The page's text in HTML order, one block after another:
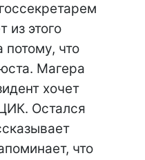
из этого
что
Магера
хочет
Остался
что